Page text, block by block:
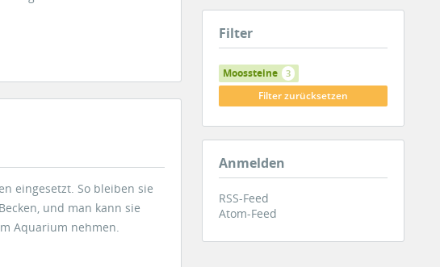
Filter
Moossteine 3
Filter zurücksetzen
Anmelden
RSS-Feed
Atom-Feed
eingesetzt. So bleiben sie
und man kann sie
Aquarium nehmen.